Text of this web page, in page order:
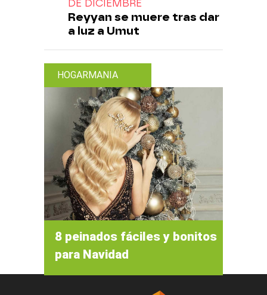
DE DICIEMBRE
Reyyan se muere tras dar
a luz a Umut
HOGARMANIA
8 peinados fáciles y bonitos
para Navidad